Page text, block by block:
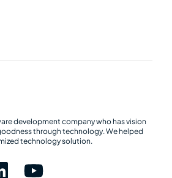
development company who has vision
through technology. We helped
technology solution.